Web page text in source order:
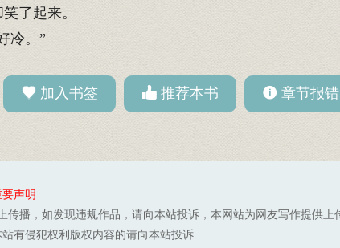
了起来。
冷。”
加入书签 推荐本书 章节报错
要声明
播，如发现违规作品，请向本站投诉，本网站为网友写作提供上
有侵犯权利版权内容的请向本站投诉.